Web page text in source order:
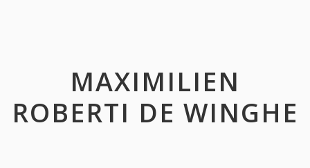
MAXIMILIEN
ROBERTI DE WINGHE